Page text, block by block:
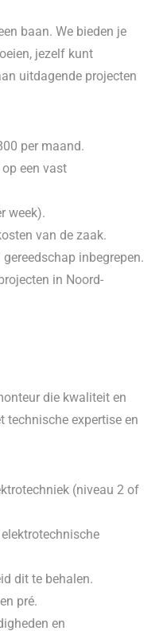
baan. We bieden je
jezelf kunt
uitdagende projecten
per maand.
een vast
week).
van de zaak.
inbegrepen.
in Noord-
die kwaliteit en
technische expertise en
(niveau 2 of
dit te behalen.
pré.
en